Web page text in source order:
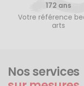
172 ans
Votre référence
arts
Nos services